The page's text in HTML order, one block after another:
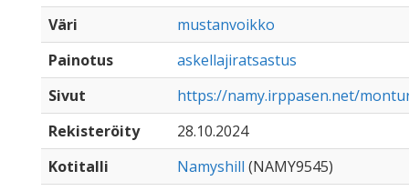
Väri
mustanvoikko
Painotus
askellajiratsastus
Sivut
https://namy.irppasen.net/
Rekisteröity
28.10.2024
Kotitalli
Namyshill (NAMY9545)